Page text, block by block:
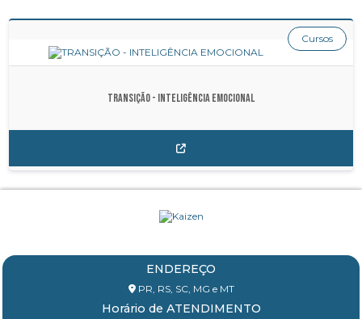
TRANSIÇÃO - INTELIGÊNCIA EMOCIONAL
Cursos
ENDEREÇO
PR, RS, SC, MG e MT
Horário de ATENDIMENTO